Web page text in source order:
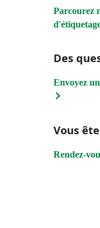
Parcourez
Des
Envoyez
Vous
Rendez-